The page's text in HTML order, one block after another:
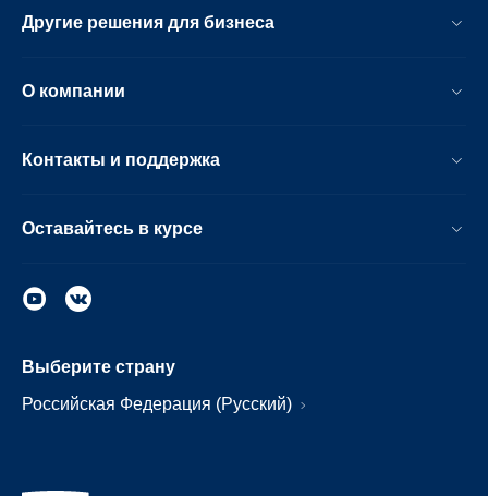
Другие решения для бизнеса
О компании
Контакты и поддержка
Оставайтесь в курсе
Выберите страну
Российская Федерация (Русский)